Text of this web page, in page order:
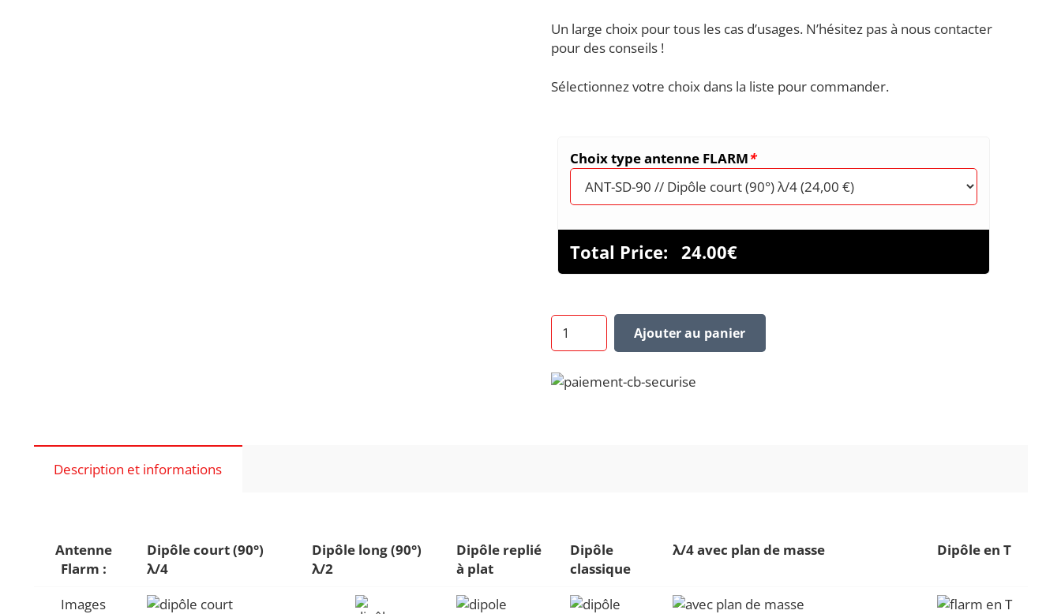
Un large choix pour tous les cas d’usages. N’hésitez pas à nous contacter
pour des conseils !
Sélectionnez votre choix dans la liste pour commander.
Choix type antenne FLARM*
Total Price: €
24.00
quantité
de
Flarm
Ajouter au panier
Description et informations
Antenne
Flarm :
Dipôle court (90°)
λ/4
Dipôle long (90°)
λ/2
Dipôle replié
à plat
Dipôle
classique
λ/4 avec plan de masse Dipôle en T
Images